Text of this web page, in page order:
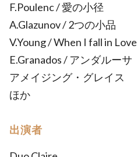
F.Poulenc / 愛の小径
A.Glazunov / 2つの小品
V.Young / When I fall in Love
E.Granados / アンダルーサ
アメイジング・グレイス
ほか
出演者